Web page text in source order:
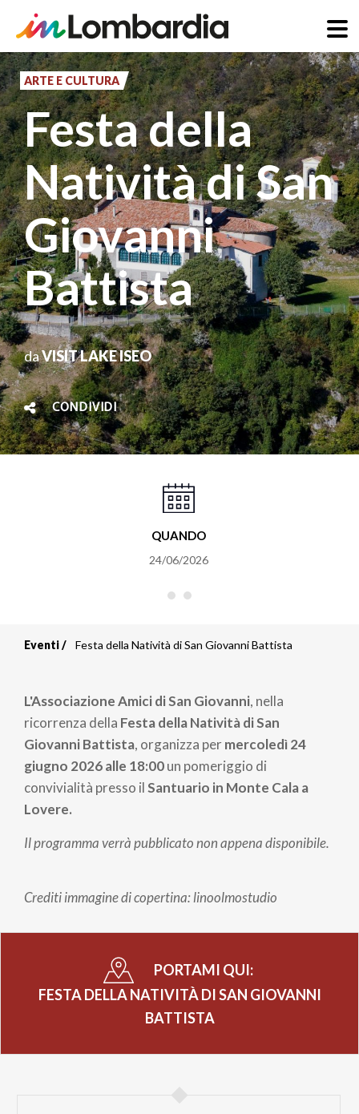
Salta
al
contenuto
principale
ARTE E CULTURA
Festa della
Natività di San
Giovanni
Battista
daVISIT LAKE ISEO
CONDIVIDI
QUANDO
24/06/2026
di
pane
Eventi Festa della Natività di San Giovanni Battista
L'Associazione Amici di San Giovanni, nella
ricorrenza della Festa della Natività di San
Giovanni Battista, organizza permercoledì 24
giugno 2026 alle 18:00un pomeriggio di
convivialità presso ilSantuario in Monte Cala a
Lovere.
Il programma verrà pubblicato non appena disponibile.
Crediti immagine di copertina: linoolmostudio
PORTAMI QUI:
FESTA DELLA NATIVITÀ DI SAN GIOVANNI
BATTISTA